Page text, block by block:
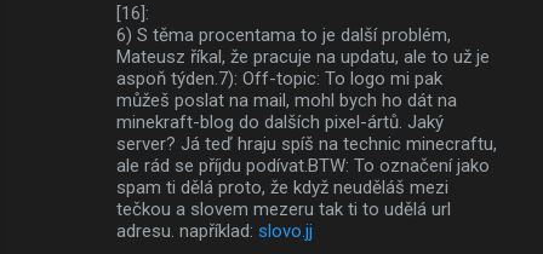
[16]:
6) S těma procentama to je další problém,
Mateusz říkal, že pracuje na updatu, ale to už je
aspoň týden.7): Off-topic: To logo mi pak
můžeš poslat na mail, mohl bych ho dát na
minekraft-blog do dalších pixel-ártů. Jaký
server? Já teď hraju spíš na technic minecraftu,
ale rád se příjdu podívat.BTW: To označení jako
spam ti dělá proto, že když neuděláš mezi
tečkou a slovem mezeru tak ti to udělá url
adresu. například: slovo.jj